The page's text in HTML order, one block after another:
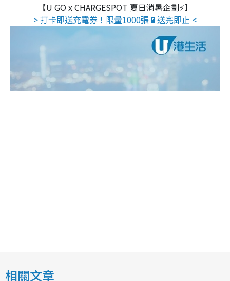
【U GO x CHARGESPOT 夏日消暑企劃⚡】
> 打卡即送充電券！限量1000張🔋送完即止 <
相關文章